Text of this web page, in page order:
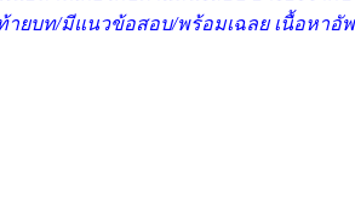
ยบท/มีแนวข้อสอบ/พร้อมเฉลย เนื้อหาอั